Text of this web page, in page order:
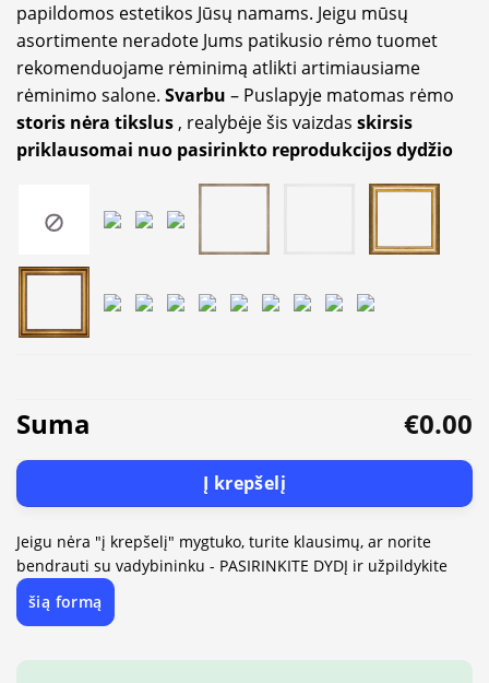
papildomos estetikos Jūsų namams. Jeigu mūsų
asortimente neradote Jums patikusio rėmo tuomet
rekomenduojame rėminimą atlikti artimiausiame
rėminimo salone. Svarbu – Puslapyje matomas rėmo
storis nėra tikslus , realybėje šis vaizdas skirsis
priklausomai nuo pasirinkto reprodukcijos dydžio
Suma €0.00
Į krepšelį
Jeigu nėra "į krepšelį" mygtuko, turite klausimų, ar norite
bendrauti su vadybininku - PASIRINKITE DYDĮ ir užpildykite
šią formą